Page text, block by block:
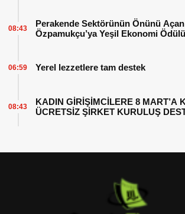
Perakende Sektörünün Önünü Açan
Özpamukçu’ya Yeşil Ekonomi Ödülü
08:43
Yerel lezzetlere tam destek
06:59
KADIN GİRİŞİMCİLERE 8 MART’A
ÜCRETSİZ ŞİRKET KURULUŞ
08:43